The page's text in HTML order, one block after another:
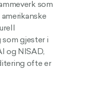
som
gjester i
og NISAD,
ofte er